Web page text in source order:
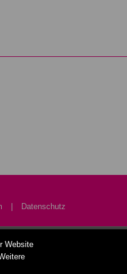
Datenschutz
mbH
GmbH Otterndorf
Website